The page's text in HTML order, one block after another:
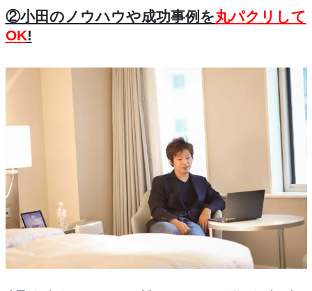
②小田のノウハウや成功事例を丸パクリして
OK!